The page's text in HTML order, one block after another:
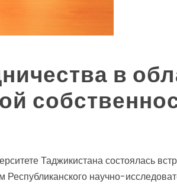
в
Таджикистана состоялась
научно-